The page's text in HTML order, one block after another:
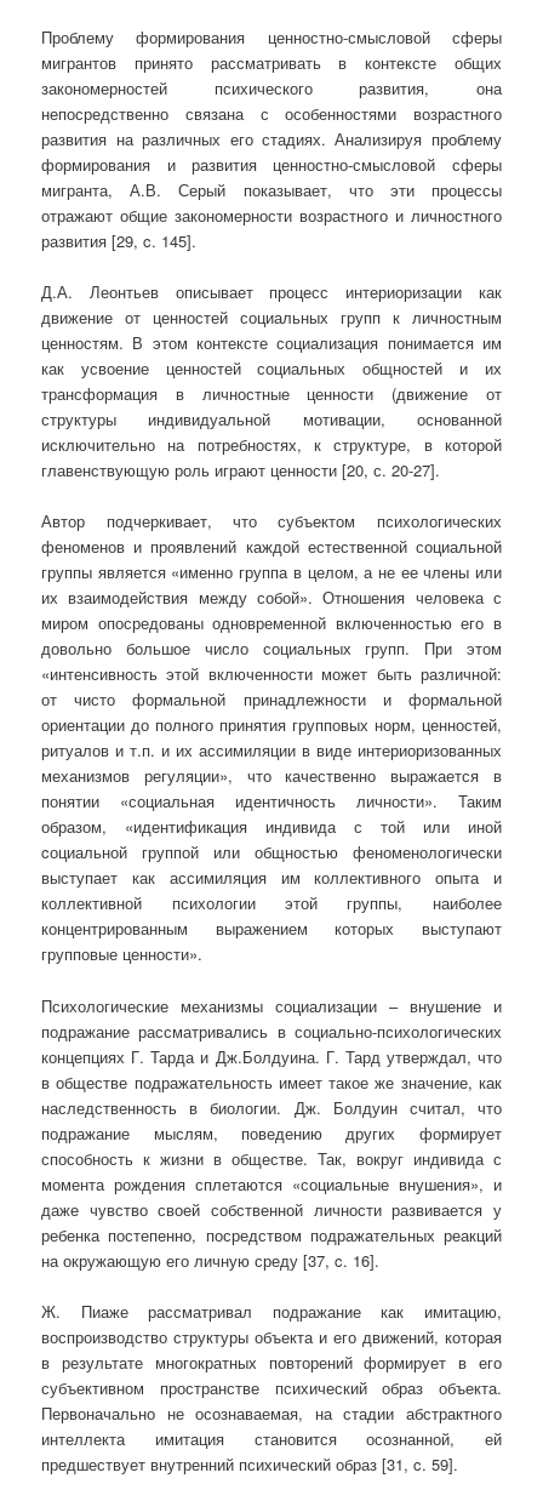
Проблему формирования ценностно-смысловой сферы
мигрантов принято рассматривать в контексте общих
закономерностей психического развития, она
непосредственно связана с особенностями возрастного
развития на различных его стадиях. Анализируя проблему
формирования и развития ценностно-смысловой сферы
мигранта, А.В. Серый показывает, что эти процессы
отражают общие закономерности возрастного и личностного
развития [29, c. 145].
Д.А. Леонтьев описывает процесс интериоризации как
движение от ценностей социальных групп к личностным
ценностям. В этом контексте социализация понимается им
как усвоение ценностей социальных общностей и их
трансформация в личностные ценности (движение от
структуры индивидуальной мотивации, основанной
исключительно на потребностях, к структуре, в которой
главенствующую роль играют ценности [20, с. 20-27].
Автор подчеркивает, что субъектом психологических
феноменов и проявлений каждой естественной социальной
группы является «именно группа в целом, а не ее члены или
их взаимодействия между собой». Отношения человека с
миром опосредованы одновременной включенностью его в
довольно большое число социальных групп. При этом
«интенсивность этой включенности может быть различной:
от чисто формальной принадлежности и формальной
ориентации до полного принятия групповых норм, ценностей,
ритуалов и т.п. и их ассимиляции в виде интериоризованных
механизмов регуляции», что качественно выражается в
понятии «социальная идентичность личности». Таким
образом, «идентификация индивида с той или иной
cоциальной группой или общностью феноменологически
выступает как ассимиляция им коллективного опыта и
коллективной психологии этой группы, наиболее
концентрированным выражением которых выступают
групповые ценности».
Психологические механизмы социализации – внушение и
подражание рассматривались в социально-психологических
концепциях Г. Тарда и Дж.Болдуина. Г. Тард утверждал, что
в обществе подражательность имеет такое же значение, как
наследственность в биологии. Дж. Болдуин считал, что
подражание мыслям, поведению других формирует
способность к жизни в обществе. Так, вокруг индивида с
момента рождения сплетаются «социальные внушения», и
даже чувство своей собственной личности развивается у
ребенка постепенно, посредством подражательных реакций
на окружающую его личную среду [37, c. 16].
Ж. Пиаже рассматривал подражание как имитацию,
воспроизводство структуры объекта и его движений, которая
в результате многократных повторений формирует в его
субъективном пространстве психический образ объекта.
Первоначально не осознаваемая, на стадии абстрактного
интеллекта имитация становится осознанной, ей
предшествует внутренний психический образ [31, c. 59].